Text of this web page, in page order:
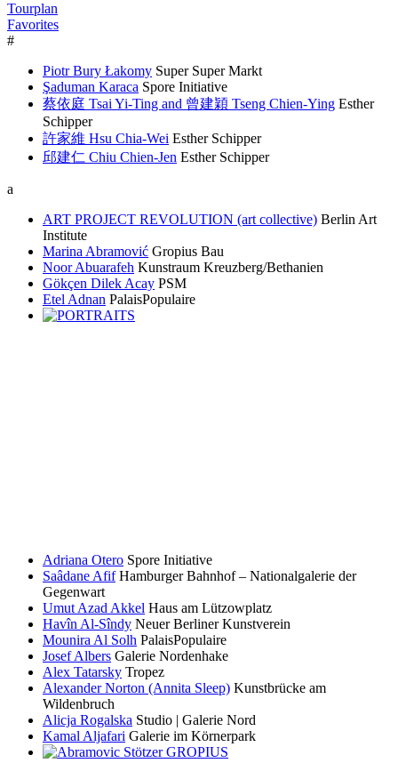
Tourplan
Favorites
#
Piotr Bury Łakomy Super Super Markt
Şaduman Karaca Spore Initiative
蔡依庭 Tsai Yi-Ting and 曾建穎 Tseng Chien-Ying Esther
Schipper
許家維 Hsu Chia-Wei Esther Schipper
邱建仁 Chiu Chien-Jen Esther Schipper
a
ART PROJECT REVOLUTION (art collective) Berlin Art
Institute
Marina Abramović Gropius Bau
Noor Abuarafeh Kunstraum Kreuzberg/Bethanien
Gökçen Dilek Acay PSM
Etel Adnan PalaisPopulaire
Adriana Otero Spore Initiative
Saâdane Afif Hamburger Bahnhof – Nationalgalerie der
Gegenwart
Umut Azad Akkel Haus am Lützowplatz
Havîn Al-Sîndy Neuer Berliner Kunstverein
Mounira Al Solh PalaisPopulaire
Josef Albers Galerie Nordenhake
Alex Tatarsky Tropez
Alexander Norton (Annita Sleep) Kunstbrücke am
Wildenbruch
Alicja Rogalska Studio | Galerie Nord
Kamal Aljafari Galerie im Körnerpark